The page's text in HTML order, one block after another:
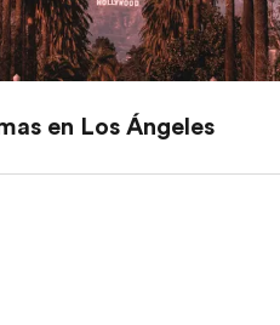
en Los Ángeles